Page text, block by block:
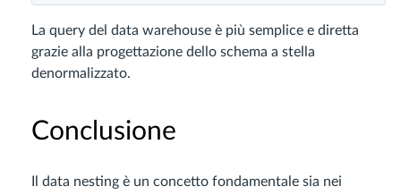
La query del data warehouse è più semplice e diretta
grazie alla progettazione dello schema a stella
denormalizzato.
Conclusione
Il data nesting è un concetto fondamentale sia nei